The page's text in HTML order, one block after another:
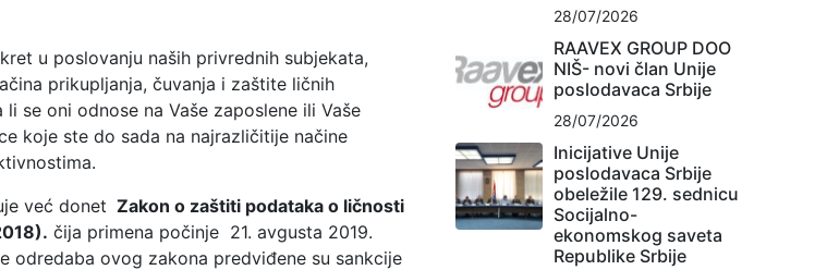
u poslovanju naših privrednih subjekata,
prikupljanja, čuvanja i zaštite ličnih
se oni odnose na Vaše zaposlene ili Vaše
koje ste do sada na najrazličitije načine
već donet Zakon o zaštiti podataka o ličnosti
čija primena počinje 21. avgusta 2019.
odredaba ovog zakona predviđene su sankcije
28/07/2026
RAAVEX GROUP DOO
NIŠ- novi član Unije
poslodavaca Srbije
28/07/2026
Inicijative Unije
poslodavaca Srbije
obeležile 129. sednicu
Socijalno-
ekonomskog saveta
Republike Srbije